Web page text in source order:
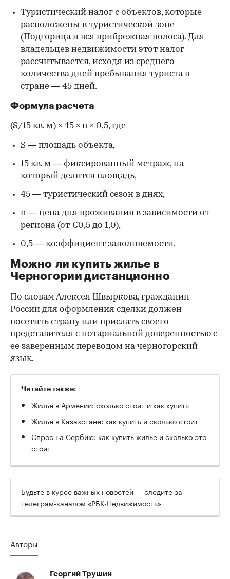
Туристический налог с объектов, которые
расположены в туристической зоне
(Подгорица и вся прибрежная полоса). Для
владельцев недвижимости этот налог
рассчитывается, исходя из среднего
количества дней пребывания туриста в
стране — 45 дней.
Формула расчета
(S/15 кв. м) × 45 × n × 0,5, где
S — площадь объекта,
15 кв. м — фиксированный метраж, на
который делится площадь,
45 — туристический сезон в днях,
n — цена дня проживания в зависимости от
региона (от €0,5 до 1,0),
0,5 — коэффициент заполняемости.
Можно ли купить жилье в
Черногории дистанционно
По словам Алексея Швыркова, гражданин
России для оформления сделки должен
посетить страну или прислать своего
представителя с нотариальной доверенностью с
ее заверенным переводом на черногорский
язык.
Читайте также:
Жилье в Армении: сколько стоит и как купить
Жилье в Казахстане: как купить и сколько стоит
Спрос на Сербию: как купить жилье и сколько это
стоит
Будьте в курсе важных новостей — следите за
телеграм-каналом «РБК-Недвижимость»
Авторы
Георгий Трушин